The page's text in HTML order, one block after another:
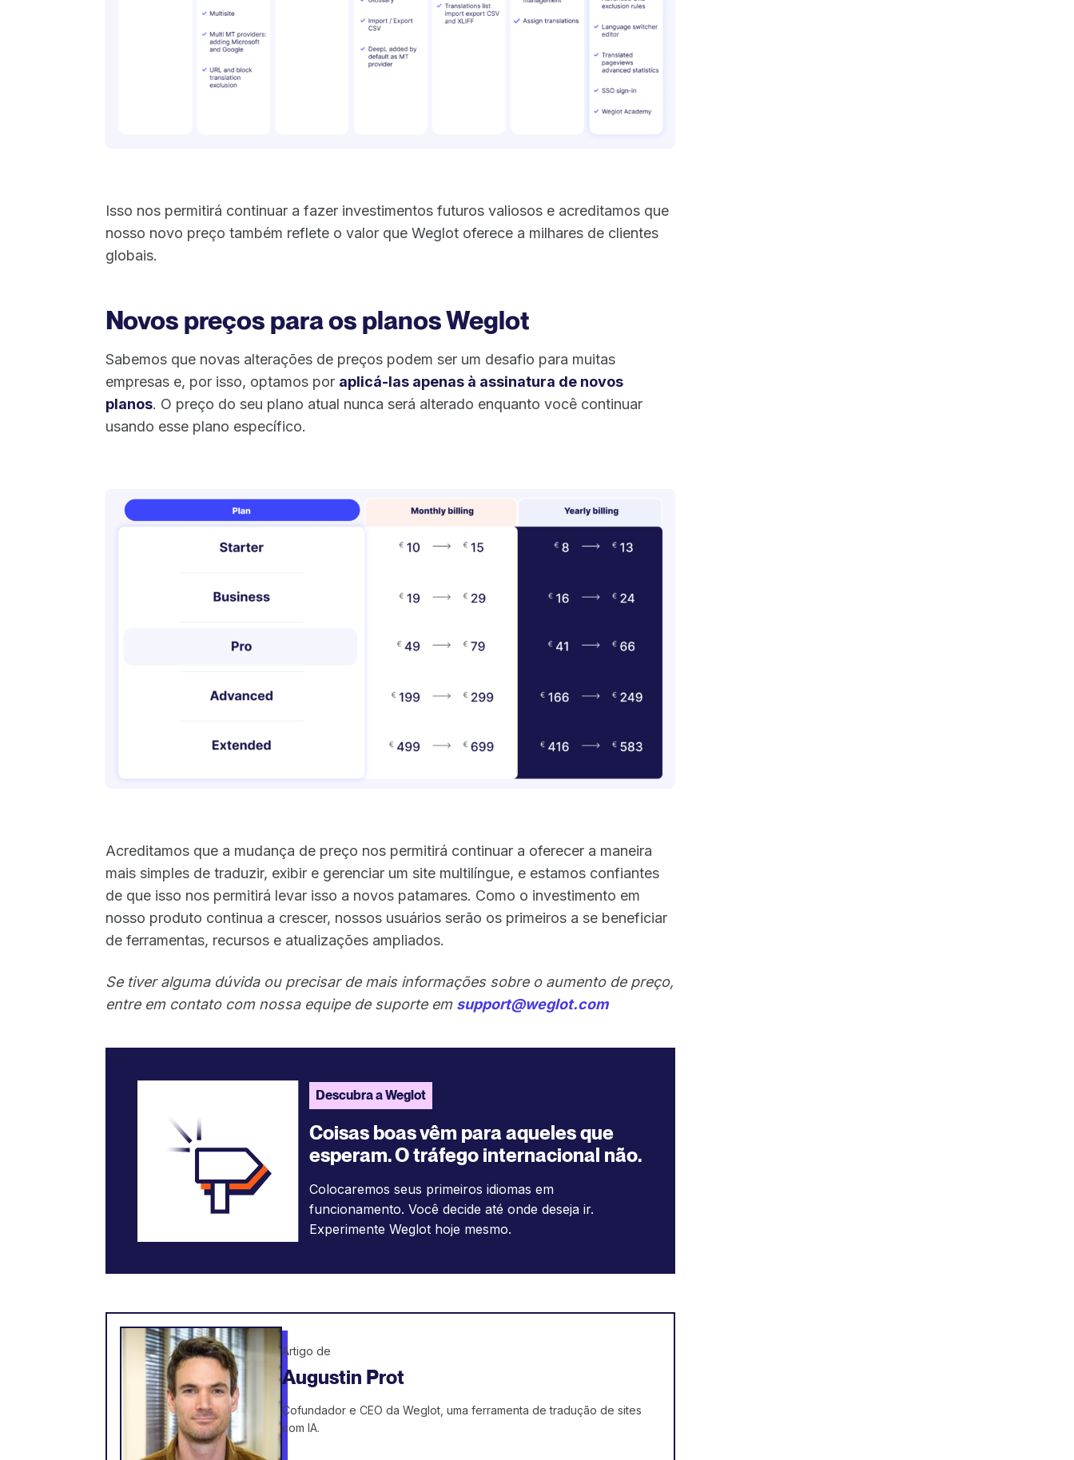
Isso nos permitirá continuar a fazer investimentos futuros valiosos e acreditamos que
nosso novo preço também reflete o valor que Weglot oferece a milhares de clientes
globais.
Novos preços para os planos Weglot
Sabemos que novas alterações de preços podem ser um desafio para muitas
empresas e, por isso, optamos por aplicá-las apenas à assinatura de novos
planos. O preço do seu plano atual nunca será alterado enquanto você continuar
usando esse plano específico.
Acreditamos que a mudança de preço nos permitirá continuar a oferecer a maneira
mais simples de traduzir, exibir e gerenciar um site multilíngue, e estamos confiantes
de que isso nos permitirá levar isso a novos patamares. Como o investimento em
nosso produto continua a crescer, nossos usuários serão os primeiros a se beneficiar
de ferramentas, recursos e atualizações ampliados.
Se tiver alguma dúvida ou precisar de mais informações sobre o aumento de preço,
entre em contato com nossa equipe de suporte em support@weglot.com
Descubra a Weglot
Coisas boas vêm para aqueles que
esperam. O tráfego internacional não.
Colocaremos seus primeiros idiomas em
funcionamento. Você decide até onde deseja ir.
Experimente Weglot hoje mesmo.
Artigo de
Augustin Prot
Cofundador e CEO da Weglot, uma ferramenta de tradução de sites
com IA.